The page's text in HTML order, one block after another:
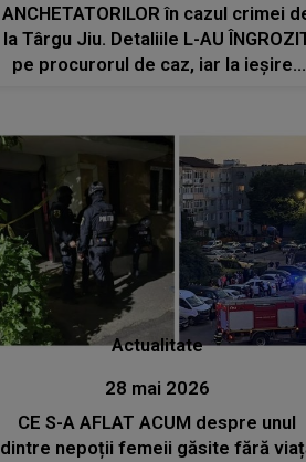
ANCHETATORILOR în cazul crimei
la Târgu Jiu. Detaliile L-AU
pe procurorul de caz, iar la ieșirea
ceva. Își crease un..."
Actualitate
28 mai 2026
CE S-A AFLAT ACUM despre unul
dintre nepoții femeii găsite fără